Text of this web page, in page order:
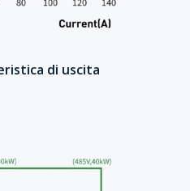
di uscita